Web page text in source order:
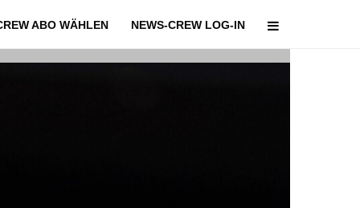
ABO WÄHLEN NEWS-CREW LOG-IN